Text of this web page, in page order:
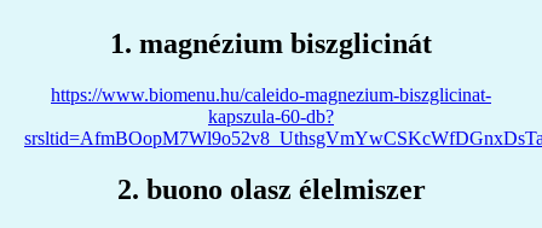
1. magnézium biszglicinát
https://www.biomenu.hu/caleido-magnezium-biszglicinat-
kapszula-60-db?
2. buono olasz élelmiszer